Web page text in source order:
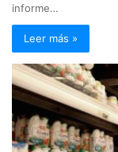
informe…
Leer más »